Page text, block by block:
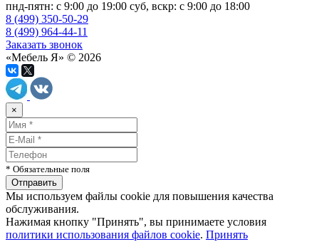
пнд-пятн: с 9:00 до 19:00 суб, вскр: с 9:00 до 18:00
8 (499) 350-50-29
8 (499) 964-44-11
Заказать звонок
«Мебель Я» © 2026
×
* Обязательные поля
Мы используем файлы cookie для повышения качества
обслуживания.
Нажимая кнопку "Принять", вы принимаете условия
политики использования файлов cookie. Принять